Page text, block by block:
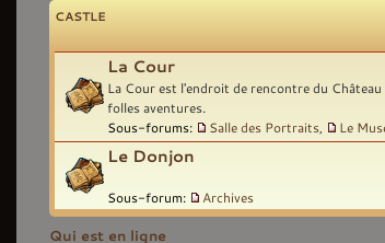
CASTLE
La Cour
La Cour est l'endroit de rencontre du
folles aventures.
Sous-forums:
Salle des Portraits Le
Le Donjon
Sous-forum: Archives
Qui est en ligne